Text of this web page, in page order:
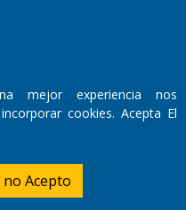
mejor experiencia nos
cookies. Acepta El
no Acepto